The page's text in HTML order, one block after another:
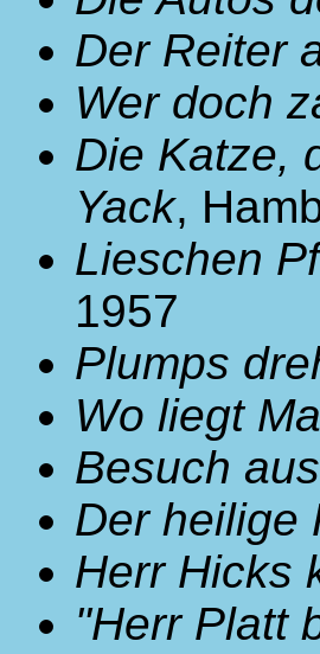
Der Reiter
Wer doch
Die Katze,
Yack,
Lieschen
1957
Plumps
Wo liegt
Besuch
Der heilige
Herr Hicks
"Herr Platt